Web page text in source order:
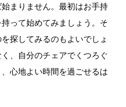
まりません。最初はお手持
って始めてみましょう。そ
探してみるのもよいでしょ
、自分のチェアでくつろぐ
心地よい時間を過ごせるは